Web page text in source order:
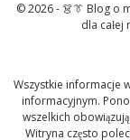
© 2026 - 👗👔 Blog o
dla
Wszystkie informacje
informacyjnym.
wszelkich
Witryna często